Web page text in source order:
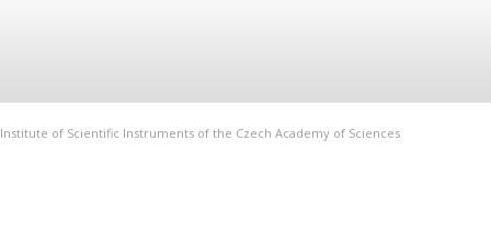
Institute of Scientific Instruments of the Czech Academy of Sciences